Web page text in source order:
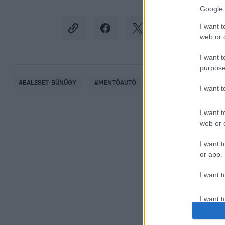
Google
I want
web or
I want
I want
I want
web or
I want
or app.
I want
I want
#BALESET-BŰNÜGY #MENTŐAUTÓ